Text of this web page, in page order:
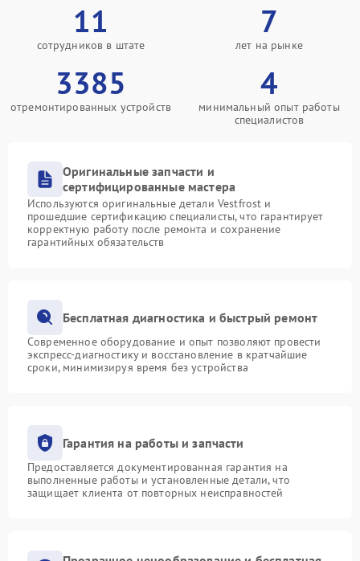
11
сотрудников в штате
7
лет на рынке
3385
отремонтированных устройств
4
минимальный опыт работы
специалистов
Оригинальные запчасти и
сертифицированные мастера
Используются оригинальные детали Vestfrost и
прошедшие сертификацию специалисты, что гарантирует
корректную работу после ремонта и сохранение
гарантийных обязательств
Бесплатная диагностика и быстрый ремонт
Современное оборудование и опыт позволяют провести
экспресс-диагностику и восстановление в кратчайшие
сроки, минимизируя время без устройства
Гарантия на работы и запчасти
Предоставляется документированная гарантия на
выполненные работы и установленные детали, что
защищает клиента от повторных неисправностей